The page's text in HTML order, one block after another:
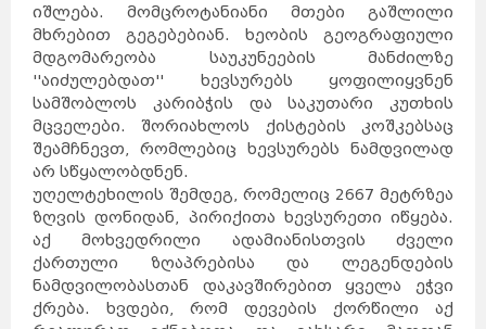
იშლება. მომცროტანიანი მთები გაშლილი
მხრებით გეგებებიან. ხეობის გეოგრაფიული
მდგომარეობა საუკუნეების მანძილზე
''აიძულებდათ'' ხევსურებს ყოფილიყვნენ
სამშობლოს კარიბჭის და საკუთარი კუთხის
მცველები. შორიახლოს ქისტების კოშკებსაც
შეამჩნევთ, რომლებიც ხევსურებს ნამდვილად
არ სწყალობდნენ.
უღელტეხილის შემდეგ, რომელიც 2667 მეტრზეა
ზღვის დონიდან, პირიქითა ხევსურეთი იწყება.
აქ მოხვედრილი ადამიანისთვის ძველი
ქართული ზღაპრებისა და ლეგენდების
ნამდვილობასთან დაკავშირებით ყველა ეჭვი
ქრება. ხვდები, რომ დევების ქორწილი აქ